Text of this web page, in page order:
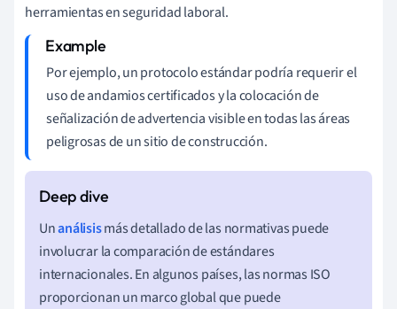
herramientas en seguridad laboral.
Por ejemplo, un protocolo estándar podría requerir el
uso de andamios certificados y la colocación de
señalización de advertencia visible en todas las áreas
peligrosas de un sitio de construcción.
Unanálisismás detallado de las normativas puede
involucrar la comparación de estándares
internacionales. En algunos países, las normas ISO
proporcionan un marco global que puede